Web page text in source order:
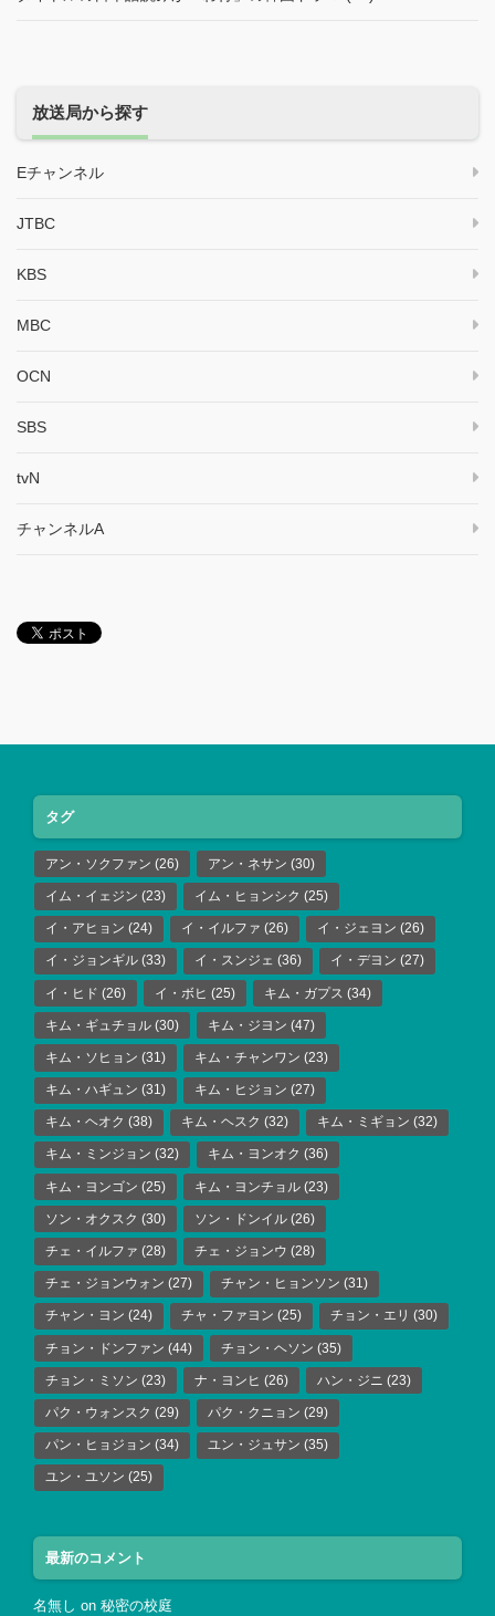
放送局から探す
Eチャンネル
JTBC
KBS
MBC
OCN
SBS
tvN
チャンネルA
タグ
アン・ソクファン (26) アン・ネサン (30)
イム・イェジン (23) イム・ヒョンシク (25)
イ・アヒョン (24) イ・イルファ (26) イ・ジェヨン (26)
イ・ジョンギル (33) イ・スンジェ (36) イ・デヨン (27)
イ・ヒド (26) イ・ボヒ (25) キム・ガプス (34)
キム・ギュチョル (30) キム・ジヨン (47)
キム・ソヒョン (31) キム・チャンワン (23)
キム・ハギュン (31) キム・ヒジョン (27)
キム・ヘオク (38) キム・ヘスク (32) キム・ミギョン (32)
キム・ミンジョン (32) キム・ヨンオク (36)
キム・ヨンゴン (25) キム・ヨンチョル (23)
ソン・オクスク (30) ソン・ドンイル (26)
チェ・イルファ (28) チェ・ジョンウ (28)
チェ・ジョンウォン (27) チャン・ヒョンソン (31)
チャン・ヨン (24) チャ・ファヨン (25) チョン・エリ (30)
チョン・ドンファン (44) チョン・ヘソン (35)
チョン・ミソン (23) ナ・ヨンヒ (26) ハン・ジニ (23)
パク・ウォンスク (29) パク・クニョン (29)
パン・ヒョジョン (34) ユン・ジュサン (35)
ユン・ユソン (25)
最新のコメント
名無し on 秘密の校庭